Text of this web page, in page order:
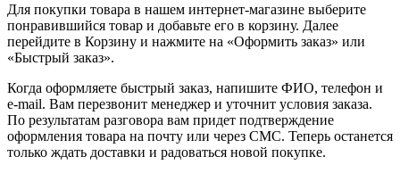
Для покупки товара в нашем интернет-магазине выберите
понравившийся товар и добавьте его в корзину. Далее
перейдите в Корзину и нажмите на «Оформить заказ» или
«Быстрый заказ».
Когда оформляете быстрый заказ, напишите ФИО, телефон и
e-mail. Вам перезвонит менеджер и уточнит условия заказа.
По результатам разговора вам придет подтверждение
оформления товара на почту или через СМС. Теперь останется
только ждать доставки и радоваться новой покупке.